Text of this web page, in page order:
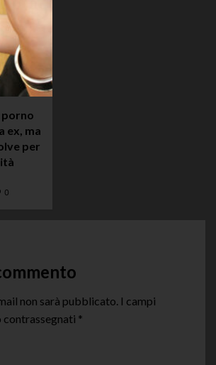
ex, ma
per
0
non sarà pubblicato. I campi
*